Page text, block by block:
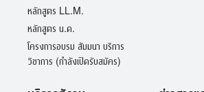
หลักสูตร LL.M.
หลักสูตร น.ด.
โครงการอบรม สัมมนา บริการ
วิชาการ (กำลังเปิดรับสมัคร)